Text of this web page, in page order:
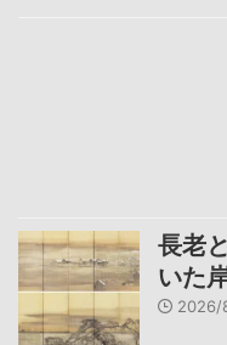
長老
いた
2026/